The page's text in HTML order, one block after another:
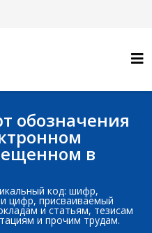
обозначения
в
код: шифр,
цифр, присваиваемый
и статьям, тезисам
и прочим трудам.